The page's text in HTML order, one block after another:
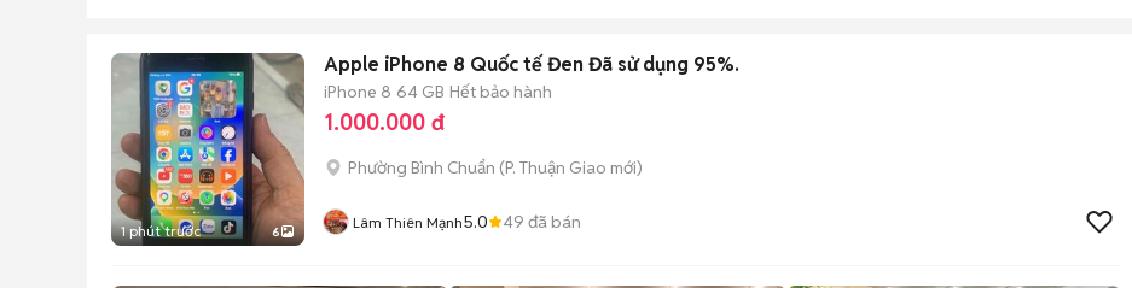
1 phút trước 6
Apple iPhone 8 Quốc tế Đen Đã sử dụng 95%.
iPhone 8 64 GB Hết bảo hành
1.000.000 đ
Phường Bình Chuẩn (P. Thuận Giao mới)
Lâm Thiên Mạnh5.0 49 đã bán